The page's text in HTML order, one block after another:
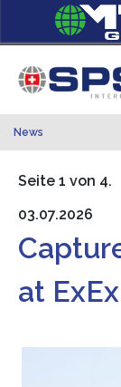
News
Seite 1 von 4.
03.07.2026
at